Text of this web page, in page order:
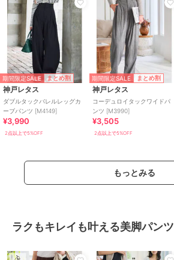
期間限定SALE まとめ割
神戸レタス
ダブルタックバレルレッグカ
ーブパンツ [M4149]
¥3,990
2点以上で5%OFF
期間限定SALE まとめ割
神戸レタス
コーデュロイタックワイドパ
ンツ [M3990]
¥3,505
2点以上で5%OFF
もっとみる
ラクもキレイも叶える美脚パンツ